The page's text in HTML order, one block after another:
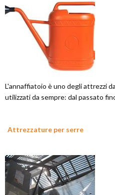
L'annaffiatoio è uno degli attrezzi
utilizzati da sempre: dal passato
Attrezzature per serre